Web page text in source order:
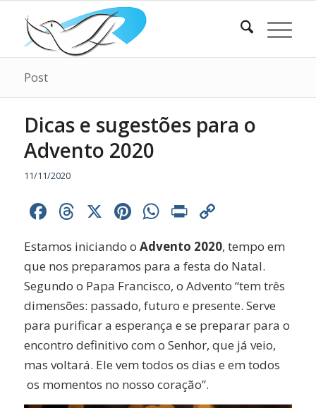
Post
Dicas e sugestões para o
Advento 2020
11/11/2020
Facebook
Threads
X Pinterest
WhatsApp
Print
Link
Estamos iniciando o Advento 2020, tempo em
que nos preparamos para a festa do Natal.
Segundo o Papa Francisco, o Advento “tem três
dimensões: passado, futuro e presente. Serve
para purificar a esperança e se preparar para o
encontro definitivo com o Senhor, que já veio,
mas voltará. Ele vem todos os dias e em todos
os momentos no nosso coração”.